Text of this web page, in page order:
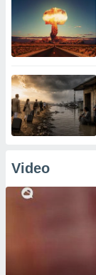
Video